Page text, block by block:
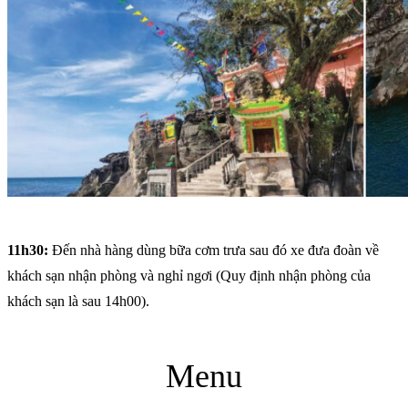
11h30: Đến nhà hàng dùng bữa cơm trưa sau đó xe đưa đoàn về
khách sạn nhận phòng và nghỉ ngơi (Quy định nhận phòng của
khách sạn là sau 14h00).
Menu